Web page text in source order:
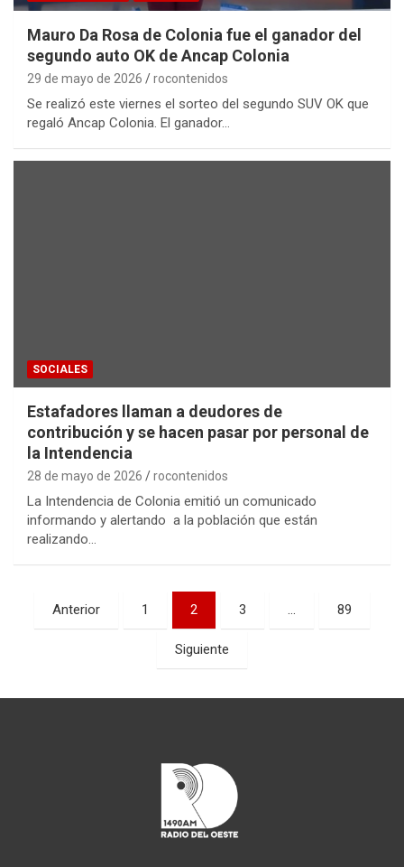
Mauro Da Rosa de Colonia fue el ganador del
segundo auto OK de Ancap Colonia
29 de mayo de 2026 rocontenidos
Se realizó este viernes el sorteo del segundo SUV OK que
regaló Ancap Colonia. El ganador…
SOCIALES
Estafadores llaman a deudores de
contribución y se hacen pasar por personal de
la Intendencia
28 de mayo de 2026 rocontenidos
La Intendencia de Colonia emitió un comunicado
informando y alertando a la población que están
realizando…
Paginación
de
Anterior 1 2 3 89
Siguiente